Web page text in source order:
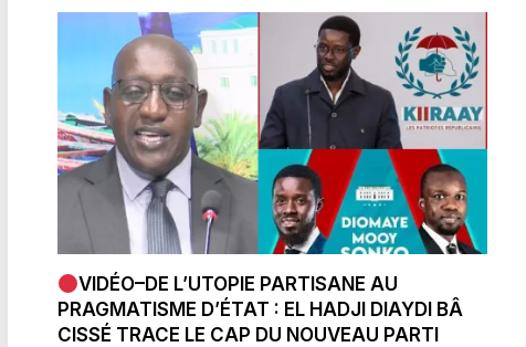
VIDÉO–DE L’UTOPIE PARTISANE AU
PRAGMATISME D’ÉTAT : EL HADJI DIAYDI BÂ
CISSÉ TRACE LE CAP DU NOUVEAU PARTI